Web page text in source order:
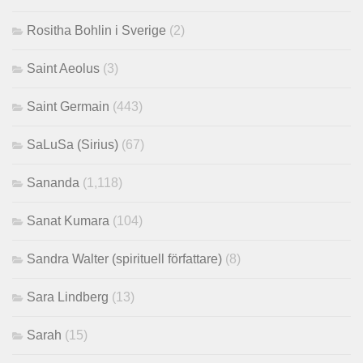
Rositha Bohlin i Sverige (2)
Saint Aeolus (3)
Saint Germain (443)
SaLuSa (Sirius) (67)
Sananda (1,118)
Sanat Kumara (104)
Sandra Walter (spirituell författare) (8)
Sara Lindberg (13)
Sarah (15)